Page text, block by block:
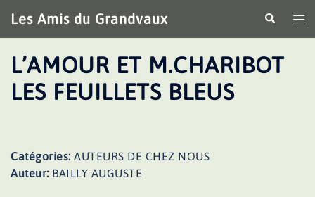
au
contenu
Les Amis du Grandvaux
le
L’AMOUR ET M.CHARIBOT
LES FEUILLETS BLEUS
Catégories: AUTEURS DE CHEZ NOUS
Auteur: BAILLY AUGUSTE